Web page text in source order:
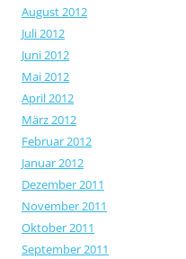
August 2012
Juli 2012
Juni 2012
Mai 2012
April 2012
März 2012
Februar 2012
Januar 2012
Dezember 2011
November 2011
Oktober 2011
September 2011